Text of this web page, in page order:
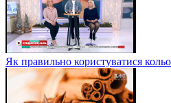
Як правильно користуватися